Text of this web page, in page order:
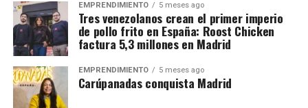
EMPRENDIMIENTO 5 meses ago
Tres venezolanos crean el primer imperio
de pollo frito en España: Roost Chicken
factura 5,3 millones en Madrid
EMPRENDIMIENTO 5 meses ago
Carúpanadas conquista Madrid